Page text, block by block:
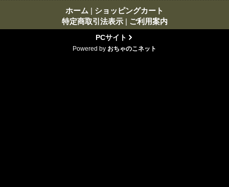
ホーム | ショッピングカート
特定商取引法表示 | ご利用案内
PCサイト
Powered by おちゃのこネット